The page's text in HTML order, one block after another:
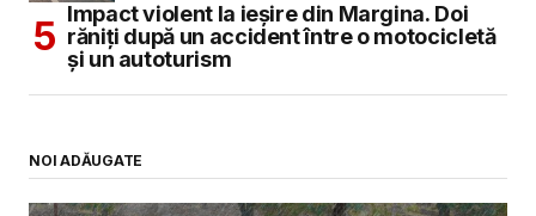
Impact violent la ieșire din Margina. Doi
răniți după un accident între o motocicletă
și un autoturism
NOI ADĂUGATE